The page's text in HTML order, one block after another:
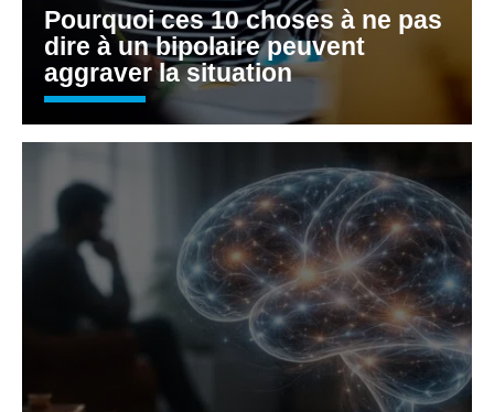
Pourquoi ces 10 choses à ne pas
dire à un bipolaire peuvent
aggraver la situation